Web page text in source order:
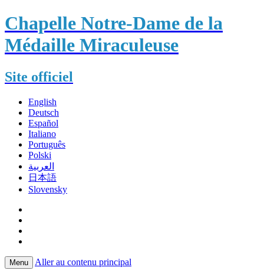
Chapelle Notre-Dame de la
Médaille Miraculeuse
Site officiel
English
Deutsch
Español
Italiano
Português
Polski
العربية
日本語
Slovensky
Menu Aller au contenu principal